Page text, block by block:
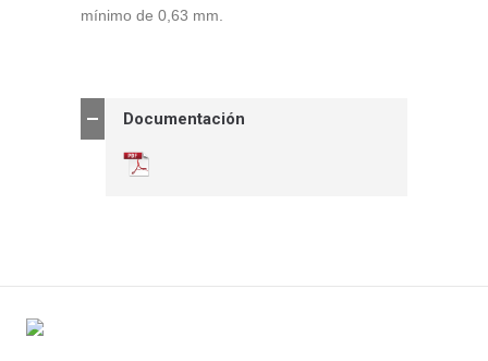
mínimo de 0,63 mm.
Documentación